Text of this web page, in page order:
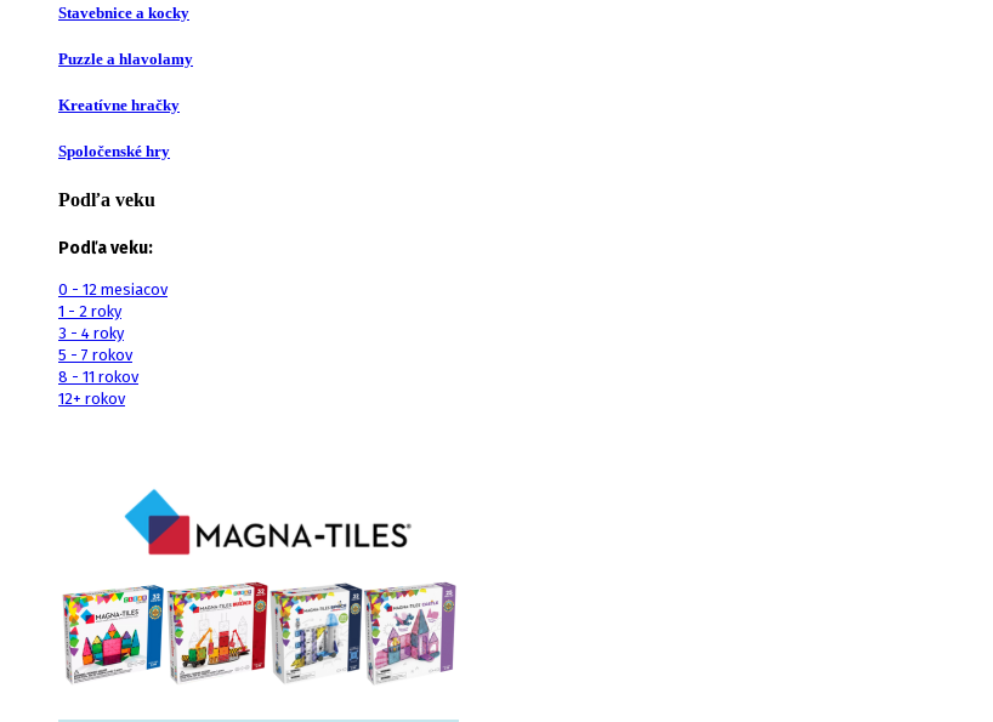
Stavebnice a kocky
Puzzle a hlavolamy
Kreatívne hračky
Spoločenské hry
Podľa veku
Podľa veku:
0 - 12 mesiacov
1 - 2 roky
3 - 4 roky
5 - 7 rokov
8 - 11 rokov
12+ rokov